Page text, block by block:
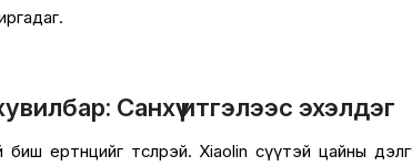
Санхүү итгэлээс эхэлдэг
биш ертөнцийг төсөөлөөрэй. Xiaolin сүүтэй цайны